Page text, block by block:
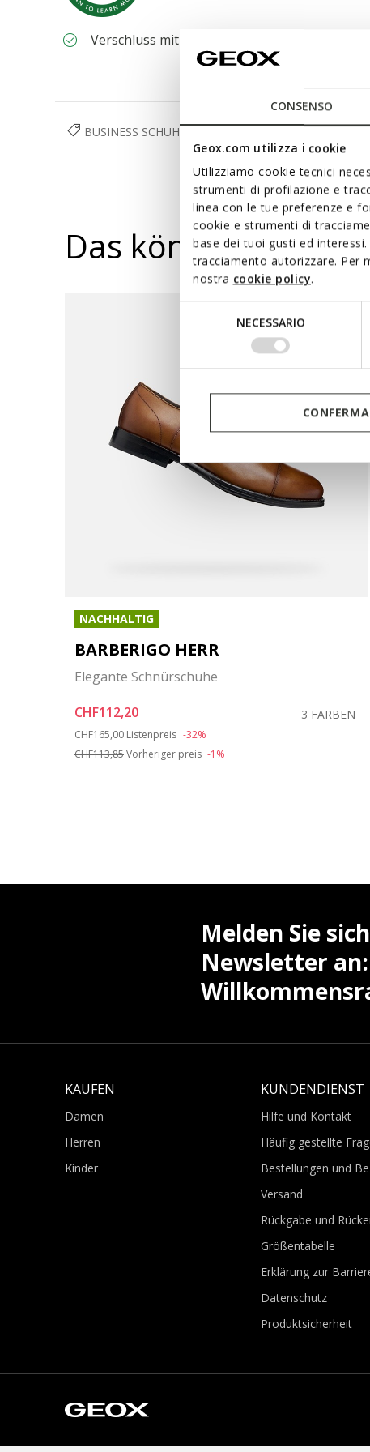
CONSENSO
Geox.com utilizza i cookie
Utilizziamo cookie tecnici
strumenti di profilazione e
linea con le tue preferenze e
cookie e strumenti di
base dei tuoi gusti ed
tracciamento autorizzare. Per
nostra cookie policy.
NECESSARIO
Verschluss mit Schnürsenkeln;
BUSINESS SCHUHE SCHUHE HERREN
Das könnte Ihnen
NACHHALTIG
BARBERIGO HERR
Elegante Schnürschuhe
CHF112,20
3 FARBEN
Price reduced from
CHF165,00 to
Listenpreis -32%
CHF113,85Vorheriger preis -1%
Melden Sie
Newsletter
KAUFEN
Damen
Herren
Kinder
KUNDENDIENST
Hilfe und Kontakt
Häufig gestellte
Bestellungen und
Versand
Rückgabe und
Größentabelle
Erklärung zur
Datenschutz
Produktsicherheit